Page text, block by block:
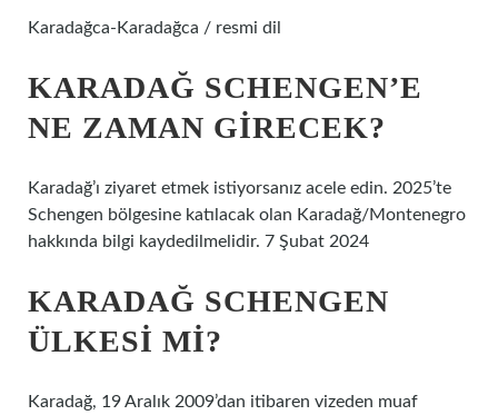
Karadağca-Karadağca / resmi dil
KARADAĞ SCHENGEN’E
NE ZAMAN GIRECEK?
Karadağ’ı ziyaret etmek istiyorsanız acele edin. 2025’te
Schengen bölgesine katılacak olan Karadağ/Montenegro
hakkında bilgi kaydedilmelidir. 7 Şubat 2024
KARADAĞ SCHENGEN
ÜLKESI MI?
Karadağ, 19 Aralık 2009’dan itibaren vizeden muaf